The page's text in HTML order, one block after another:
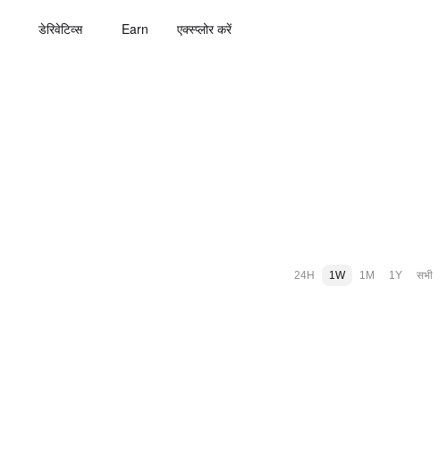
डेरिवेटिव्स Earn एक्स्प्लोर करें
24H 1W 1M 1Y सभी